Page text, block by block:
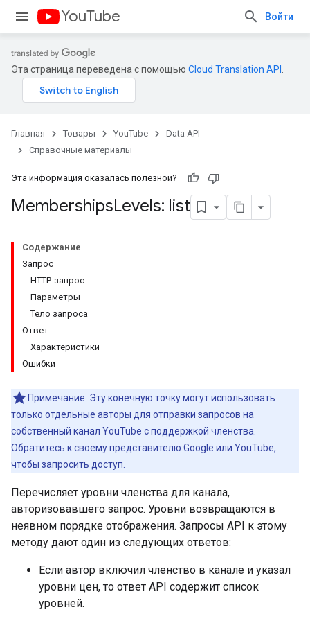
YouTube Войти
Эта страница переведена с помощью Cloud Translation API
Главная Товары YouTube
Data API
Справочные материалы
Эта информация оказалась полезной?
MembershipsLevels: list
Содержание
Запрос
HTTP-запрос
Параметры
Тело запроса
Ответ
Характеристики
Ошибки
Примечание. Эту конечную точку могут использовать
только отдельные авторы для отправки запросов на
собственный канал YouTube с поддержкой членства.
Обратитесь к своему представителю Google или YouTube,
чтобы запросить доступ.
Перечисляет уровни членства для канала,
авторизовавшего запрос. Уровни возвращаются в
неявном порядке отображения. Запросы API к этому
методу дают один из следующих ответов:
Если автор включил членство в канале и указал
уровни цен, то ответ API содержит список
уровней.